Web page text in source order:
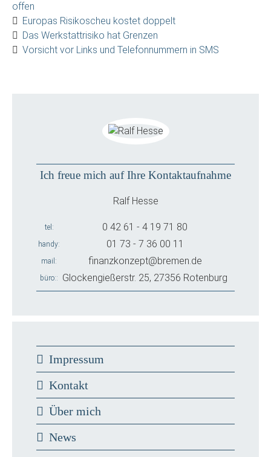
offen
Europas Risikoscheu kostet doppelt
Das Werkstattrisiko hat Grenzen
Vorsicht vor Links und Telefonnummern in SMS
Ich freue mich auf Ihre Kontaktaufnahme
Ralf Hesse
tel 0 42 61 - 4 19 71 80
handy 01 73 - 7 36 00 11
mail finanzkonzept@bremen.de
büro: Glockengießerstr. 25, 27356 Rotenburg
Impressum
Kontakt
Über mich
News